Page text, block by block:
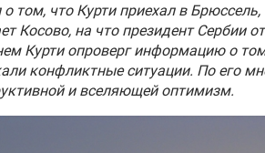
о том, что Курти приехал в
Косово, на что президент Сербии
Курти опроверг информацию о
конфликтные ситуации. По его
и вселяющей оптимизм.